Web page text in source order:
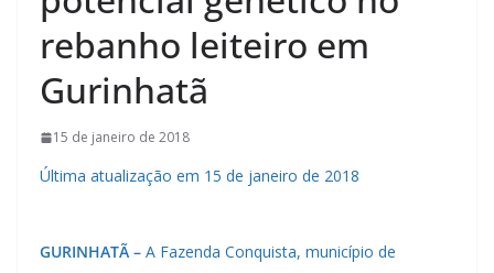
rebanho leiteiro em
Gurinhatã
15 de janeiro de 2018
Última atualização em 15 de janeiro de 2018
GURINHATÃ – A Fazenda Conquista, município de